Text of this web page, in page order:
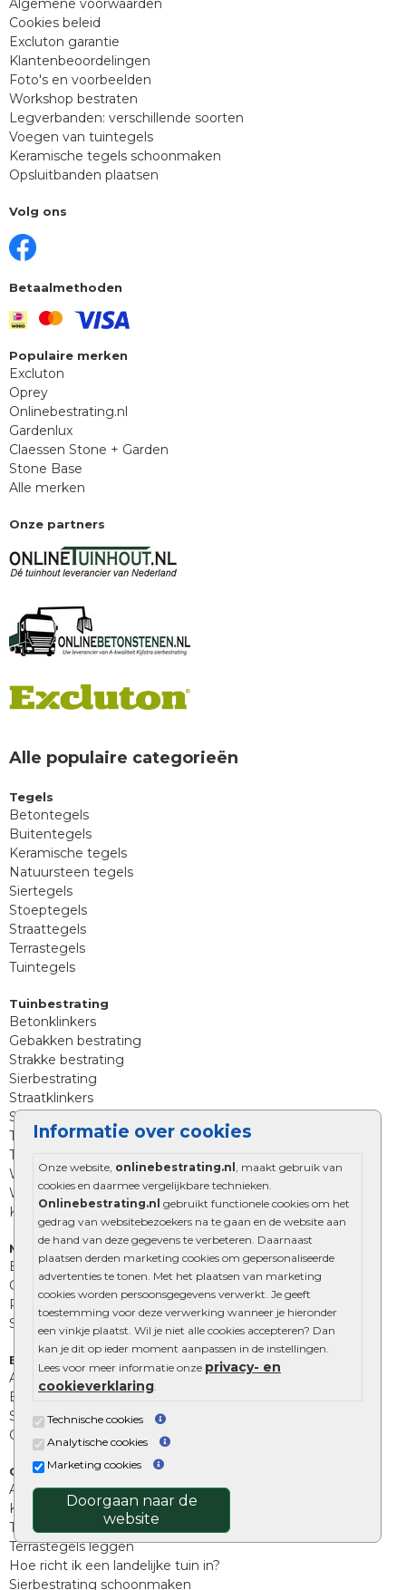
Informatie over cookies
Onze website, onlinebestrating.nl , maakt gebruik van
cookies en daarmee vergelijkbare technieken.
Onlinebestrating.nl gebruikt functionele cookies om het
gedrag van websitebezoekers na te gaan en de website aan
de hand van deze gegevens te verbeteren. Daarnaast
plaatsen derden marketing cookies om gepersonaliseerde
advertenties te tonen. Met het plaatsen van marketing
cookies worden persoonsgegevens verwerkt. Je geeft
toestemming voor deze verwerking wanneer je hieronder
een vinkje plaatst. Wil je niet alle cookies accepteren? Dan
kan je dit op ieder moment aanpassen in de instellingen.
Lees voor meer informatie onze privacy- en
cookieverklaring
Technische cookies
Analytische cookies
Marketing cookies
Doorgaan naar de
website
Algemene voorwaarden
Cookies beleid
Excluton garantie
Klantenbeoordelingen
Foto's en voorbeelden
Workshop bestraten
Legverbanden: verschillende soorten
Voegen van tuintegels
Keramische tegels schoonmaken
Opsluitbanden plaatsen
Volg ons
Betaalmethoden
Populaire merken
Excluton
Oprey
Onlinebestrating.nl
Gardenlux
Claessen Stone + Garden
Stone Base
Alle merken
Onze partners
Alle populaire categorieën
Tegels
Betontegels
Buitentegels
Keramische tegels
Natuursteen tegels
Siertegels
Stoeptegels
Straattegels
Terrastegels
Tuintegels
Tuinbestrating
Betonklinkers
Gebakken bestrating
Strakke bestrating
Sierbestrating
Straatklinkers
Straatstenen
Trommelstenen
Tuinstenen
Waalformaat
Wildverband bestrating
Kingstones
Muurelementen
Betonbielzen
Opsluitbanden
Palissades
Stapelblokken
Extra benodigdheden
Afwatering en diversen
Beplantings en betonelementen
Split, grind en zand
Oprit tegels
Overig
Aanbiedingen
Kunstgras
Tuintegels outlet
Terrastegels leggen
Hoe richt ik een landelijke tuin in?
Sierbestrating schoonmaken